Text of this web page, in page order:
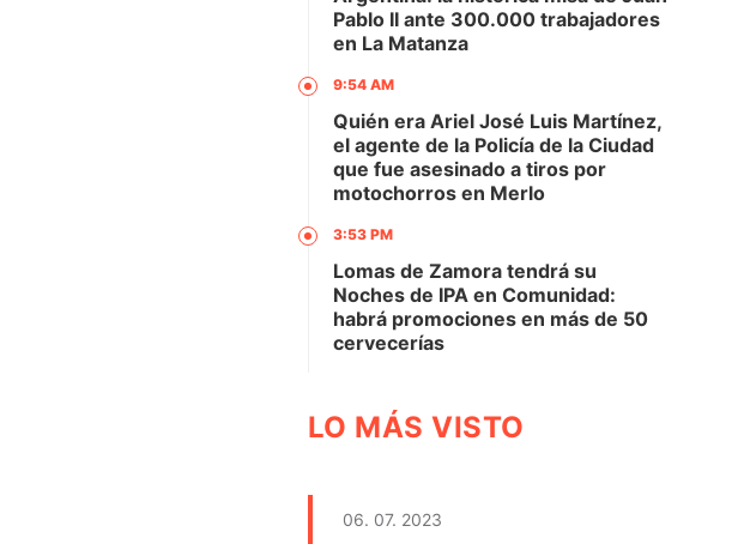
Pablo II ante 300.000 trabajadores
en La Matanza
9:54 AM
Quién era Ariel José Luis Martínez,
el agente de la Policía de la Ciudad
que fue asesinado a tiros por
motochorros en Merlo
3:53 PM
Lomas de Zamora tendrá su
Noches de IPA en Comunidad:
habrá promociones en más de 50
cervecerías
LO MÁS VISTO
06. 07. 2023